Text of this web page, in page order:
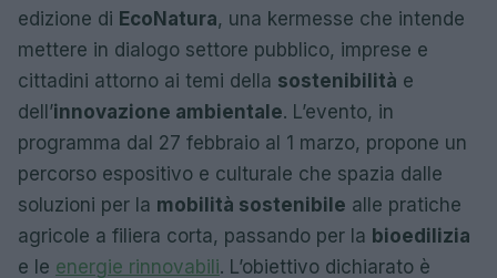
edizione di EcoNatura, una kermesse che intende
mettere in dialogo settore pubblico, imprese e
cittadini attorno ai temi della sostenibilità e
dell’innovazione ambientale. L’evento, in
programma dal 27 febbraio al 1 marzo, propone un
percorso espositivo e culturale che spazia dalle
soluzioni per la mobilità sostenibile alle pratiche
agricole a filiera corta, passando per la bioedilizia
e le energie rinnovabili. L’obiettivo dichiarato è